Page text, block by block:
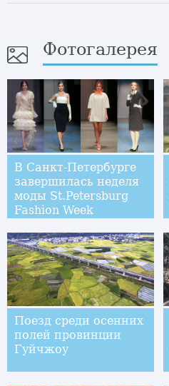
Фотогалерея
В Санкт-Петербурге
завершилась неделя
моды St.Petersburg
Fashion Week
Поезд среди осенних
полей провинции
Гуйчжоу